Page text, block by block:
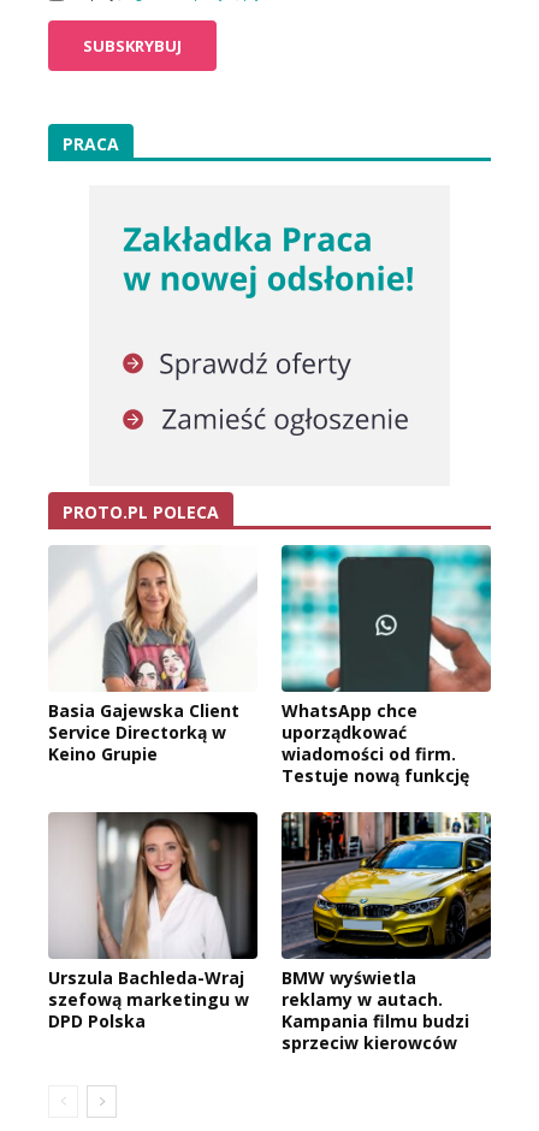
PRACA
PROTO.PL POLECA
Basia Gajewska Client
Service Directorką w
Keino Grupie
WhatsApp chce
uporządkować
wiadomości od firm.
Testuje nową funkcję
Urszula Bachleda-Wraj
szefową marketingu w
DPD Polska
BMW wyświetla
reklamy w autach.
Kampania filmu budzi
sprzeciw kierowców